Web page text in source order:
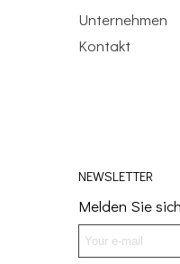
Unternehmen
Kontakt
NEWSLETTER
Melden Sie